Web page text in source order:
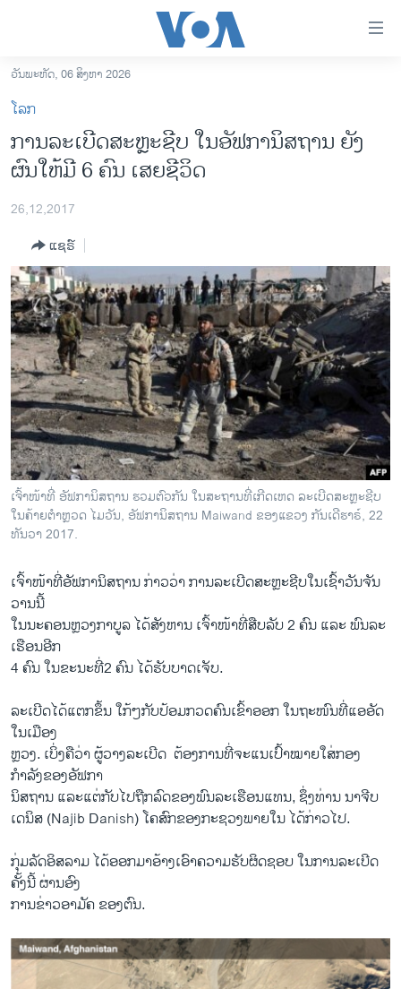
ເຂົ້າ
ຫາ
ຂ້າມ
ຂ້າມ
ຫາ
ອາເມຣິກາ
ຂ່າວ​ຈີນ
ໂລກ
ເອເຊຍ
ອິດສະຫຼະພາບດ້ານການຂ່າວ
ຊີວິດຊາວລາວ
ຊຸມຊົນຊາວລາວ
ວິທະຍາສາດ-ເທັກໂນໂລຈີ
ທຸລະກິດ
ພາສາອັງກິດ
ວີດີໂອ
ສຽງ
ລາຍການກະຈາຍສຽງ
ລາຍງານ
ຕິດຕາມພວກເຮົາ ທີ່
ພາສາຕ່າງໆ
ວັນພະຫັດ, 06 ສິງຫາ 2026
ໂລກ
ການລະ​ເບີດ​ສະຫຼະ​ຊີບ ໃນ​ອັຟກາ​ນິສຖານ ຍັງ
ຜົນໃຫ້ມີ 6 ຄົນ ເສຍຊີວິດ
26,12,2017
ແຊຣ໌
ເຈົ້າໜ້າທີ່ ອັຟການິສຖານ ຮວມຕົວກັນ ໃນສະຖານທີ່ເກີດເຫດ ລະເບີດສະຫຼະຊີບ
ໃນຄ້າຍຕຳຫຼວດ ໄມວັນ, ອັຟການິສຖານ Maiwand ຂອງແຂວງ ກັນເດີຮາຣ໌, 22
ທັນວາ 2017.
​ເຈົ້າ​ໜ້າ​ທີ່​ອັຟກາ​ນິສຖານ ກ່າວ​ວ່າ ການລະ​ເບີດ​ສະຫຼະ​ຊີບ​ໃນເຊົ້າ​ວັນ​ຈັນ​
ວານ​ນີ້ ​
ໃນ​ນະຄອນ​ຫຼວງກາ​ບູລ ​ໄດ້​ສັງຫານ ​ເຈົ້າ​ໜ້າ​ທີ່​ສືບ​ລັບ 2 ຄົນ ​ແລະ ພົນລະ​
ເຮືອນ​ອີກ
4 ຄົນ ໃນ​ຂະນະ​ທີ່2 ຄົນ ​ໄດ້​ຮັບ​ບາດ​ເຈັບ.
ລະ​ເບີດ​ໄດ້​ແຕກ​ຂຶ້ນ ​ໃກ້ໆ​ກັບ​ປ້ອມ​ກວດ​ຄົນ​ເຂົ້າ​ອອກ ​ໃນ​ຖະໜົນ​ທີ່​ແອ​ອັດ ​
ໃນ​ເມືອງ
​ຫຼວງ. ເບິ່ງ​ຄື​ວ່າ ຜູ້​ວາງ​ລະ​ເບີດ ​ ຕ້ອງການ​ທີ່​ຈະ​ແນ​ເປົ້າ​ໝາຍ​ໃສ່​ກອງ​
ກຳລັງ​ຂອງ​ອັຟກາ
​ນິສຖານ ​ແລະ​ແຕ່​ກັບ​ໄປ​ຖືກ​ລົດ​ຂອງ​ພົນລະ​ເຮືອນ​ແທນ, ຊຶ່ງ​ທ່ານ ນາ​ຈີບ ​
ເດ​ນິສ (Najib Danish) ​ໂຄສົກ​ຂອງ​ກະຊວງ​ພາຍ​ໃນ ​ໄດ້​ກ່າວ​ໄປ.
ກຸ່ມ​ລັດ​ອິສລາມ ​ໄດ້​ອອກ​ມາ​ອ້າງ​ເອົາ​ຄວາມ​ຮັບຜິດຊອບ ​ໃນ​ການລະ​ເບີດ​
ຄັ້ງ​ນີ້ ຜ່ານ​ອົງ
ການຂ່າວ​ອາມັຄ ຂອງ​ຕົນ.